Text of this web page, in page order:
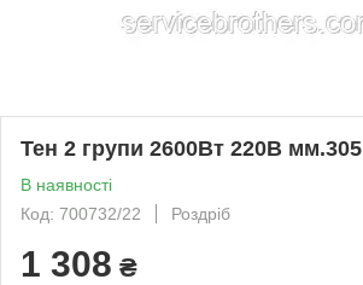
Тен 2 групи 2600Вт 220В мм.305
В наявності
Код: 700732/22
Роздріб
1 308 ₴